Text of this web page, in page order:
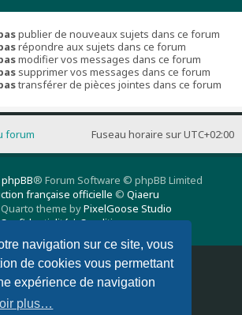
navigation sur ce site, vous
de cookies vous permettant
expérience de navigation
plus…
publier de nouveaux sujets dans ce forum
répondre aux sujets dans ce forum
modifier vos messages dans ce forum
supprimer vos messages dans ce forum
transférer de pièces jointes dans ce forum
Fuseau horaire surUTC+02:00
forum
phpBB® Forum Software © phpBB Limited
française officielle © Qiaeru
theme byPixelGoose Studio
Confidentialité|Conditions
Nous contacter